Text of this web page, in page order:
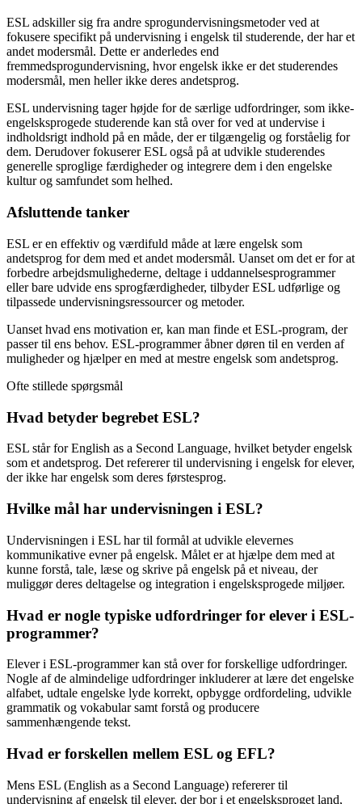
ESL adskiller sig fra andre sprogundervisningsmetoder ved at
fokusere specifikt på undervisning i engelsk til studerende, der har et
andet modersmål. Dette er anderledes end
fremmedsprogundervisning, hvor engelsk ikke er det studerendes
modersmål, men heller ikke deres andetsprog.
ESL undervisning tager højde for de særlige udfordringer, som ikke-
engelsksprogede studerende kan stå over for ved at undervise i
indholdsrigt indhold på en måde, der er tilgængelig og forståelig for
dem. Derudover fokuserer ESL også på at udvikle studerendes
generelle sproglige færdigheder og integrere dem i den engelske
kultur og samfundet som helhed.
Afsluttende tanker
ESL er en effektiv og værdifuld måde at lære engelsk som
andetsprog for dem med et andet modersmål. Uanset om det er for at
forbedre arbejdsmulighederne, deltage i uddannelsesprogrammer
eller bare udvide ens sprogfærdigheder, tilbyder ESL udførlige og
tilpassede undervisningsressourcer og metoder.
Uanset hvad ens motivation er, kan man finde et ESL-program, der
passer til ens behov. ESL-programmer åbner døren til en verden af
muligheder og hjælper en med at mestre engelsk som andetsprog.
Ofte stillede spørgsmål
Hvad betyder begrebet ESL?
ESL står for English as a Second Language, hvilket betyder engelsk
som et andetsprog. Det refererer til undervisning i engelsk for elever,
der ikke har engelsk som deres førstesprog.
Hvilke mål har undervisningen i ESL?
Undervisningen i ESL har til formål at udvikle elevernes
kommunikative evner på engelsk. Målet er at hjælpe dem med at
kunne forstå, tale, læse og skrive på engelsk på et niveau, der
muliggør deres deltagelse og integration i engelsksprogede miljøer.
Hvad er nogle typiske udfordringer for elever i ESL-
programmer?
Elever i ESL-programmer kan stå over for forskellige udfordringer.
Nogle af de almindelige udfordringer inkluderer at lære det engelske
alfabet, udtale engelske lyde korrekt, opbygge ordfordeling, udvikle
grammatik og vokabular samt forstå og producere
sammenhængende tekst.
Hvad er forskellen mellem ESL og EFL?
Mens ESL (English as a Second Language) refererer til
undervisning af engelsk til elever, der bor i et engelsksproget land,